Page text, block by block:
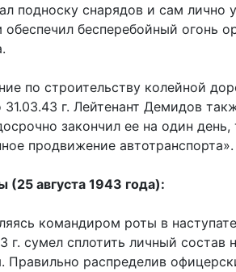
подноску снарядов и сам лично
бесперебойный огонь
по строительству колейной
31.03.43 г. Лейтенант Демидов
закончил ее на один
продвижение автотранспорта».
августа 1943 года):
командиром роты в
г. сумел сплотить личный состав
Правильно распределив